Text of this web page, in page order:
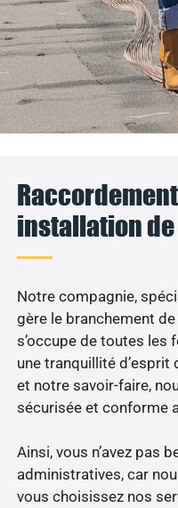
installation
Notre compagnie,
gère le branchement
s’occupe de toutes les
une tranquillité d’esprit
et notre savoir-faire,
sécurisée et conforme
Ainsi, vous n’avez pas
administratives, car
vous choisissez nos